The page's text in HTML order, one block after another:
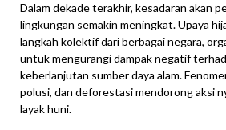
Dalam dekade terakhir, kesadaran akan
lingkungan semakin meningkat. Upaya
langkah kolektif dari berbagai negara,
untuk mengurangi dampak negatif
keberlanjutan sumber daya alam.
polusi, dan deforestasi mendorong aksi
layak huni.